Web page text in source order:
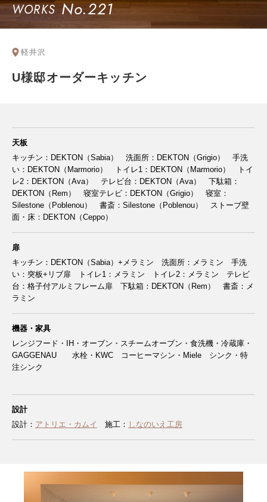
WORKS No.221
軽井沢
U様邸オーダーキッチン
天板
キッチン：DEKTON（Sabia） 洗面所：DEKTON（Grigio） 手洗
い：DEKTON（Marmorio） トイレ1：DEKTON（Marmorio） トイ
レ2：DEKTON（Ava） テレビ台：DEKTON（Ava） 下駄箱：
DEKTON（Rem） 寝室テレビ：DEKTON（Grigio） 寝室：
Silestone（Poblenou） 書斎：Silestone（Poblenou） ストーブ壁
面・床：DEKTON（Ceppo）
扉
キッチン：DEKTON（Sabia）+メラミン 洗面所：メラミン 手洗
い：突板+リブ扉 トイレ1：メラミン トイレ2：メラミン テレビ
台：格子付アルミフレーム扉 下駄箱：DEKTON（Rem） 書斎：メ
ラミン
機器・家具
レンジフード・IH・オーブン・スチームオーブン・食洗機・冷蔵庫・
GAGGENAU 水栓・KWC コーヒーマシン・Miele シンク・特
注シンク
設計
設計： アトリエ・カムイ 施工： しなのいえ工房